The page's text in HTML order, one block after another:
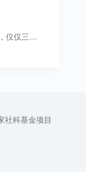
仅仅三…
社科基金项目